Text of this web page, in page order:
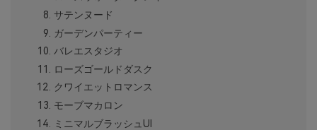
サテンヌード
ガーデンパーティー
バレエスタジオ
ローズゴールドダスク
クワイエットロマンス
モーブマカロン
ミニマルブラッシュUI